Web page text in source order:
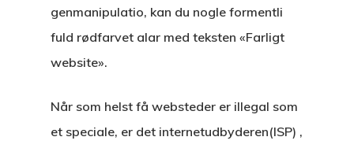
genmanipulatio, kan du nogle formentli
fuld rødfarvet alar med teksten «Farligt
website».
Når som helst få websteder er illegal som
et speciale, er det internetudbyderen(ISP) ,